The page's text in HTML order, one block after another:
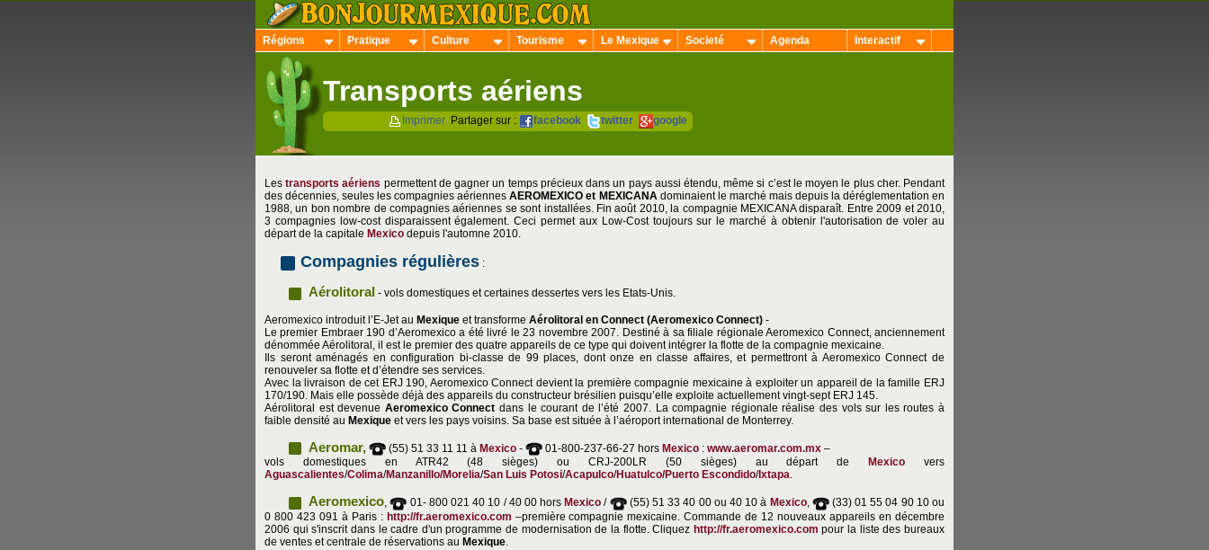
Régions Pratique Culture Tourisme Le Mexique Societé Agenda Interactif
Transports aériens
Imprimer Partager sur : facebook twitter google
Lestransports aériens permettent de gagner un temps précieux dans un pays aussi étendu, même si c’est le moyen le plus cher. Pendant
des décennies, seules les compagnies aériennesAEROMEXICO et MEXICANAdominaient le marché mais depuis la déréglementation en
1988, un bon nombre de compagnies aériennes se sont installées. Fin août 2010, la compagnie MEXICANA disparaît. Entre 2009 et 2010,
3 compagnies low-cost disparaissent également. Ceci permet aux Low-Cost toujours sur le marché à obtenir l'autorisation de voler au
départ de la capitale Mexico depuis l'automne 2010.
Compagnies régulières :
Aérolitoral - vols domestiques et certaines dessertes vers les Etats-Unis.
Aeromexico introduit l’E-Jet au Mexique et transforme Aérolitoral en Connect (Aeromexico Connect) -
Le premier Embraer 190 d’Aeromexico a été livré le 23 novembre 2007. Destiné à sa filiale régionale Aeromexico Connect, anciennement
dénommée Aérolitoral, il est le premier des quatre appareils de ce type qui doivent intégrer la flotte de la compagnie mexicaine.
Ils seront aménagés en configuration bi-classe de 99 places, dont onze en classe affaires, et permettront à Aeromexico Connect de
renouveler sa flotte et d’étendre ses services.
Avec la livraison de cet ERJ 190, Aeromexico Connect devient la première compagnie mexicaine à exploiter un appareil de la famille ERJ
170/190. Mais elle possède déjà des appareils du constructeur brésilien puisqu’elle exploite actuellement vingt-sept ERJ 145.
Aérolitoral est devenue Aeromexico Connect dans le courant de l’été 2007. La compagnie régionale réalise des vols sur les routes à
faible densité au Mexique et vers les pays voisins. Sa base est située à l’aéroport international de Monterrey.
Aeromar, (55) 51 33 11 11 à Mexico - 01-800-237-66-27 hors Mexico : www.aeromar.com.mx –
vols domestiques en ATR42 (48 sièges) ou CRJ-200LR (50 sièges) au départ de
Mexico vers
Aguascalientes/Colima/Manzanillo/Morelia/San Luis Potosi/Acapulco/Huatulco/Puerto Escondido/Ixtapa.
Aeromexico, 01- 800 021 40 10 / 40 00 hors Mexico / (55) 51 33 40 00 ou 40 10 à Mexico,
(33) 01 55 04 90 10 ou
0 800 423 091 à Paris : http://fr.aeromexico.com –première compagnie mexicaine. Commande de 12 nouveaux appareils en décembre
2006 qui s'inscrit dans le cadre d'un programme de modernisation de la flotte. Cliquez http://fr.aeromexico.com pour la liste des bureaux
de ventes et centrale de réservations au Mexique.